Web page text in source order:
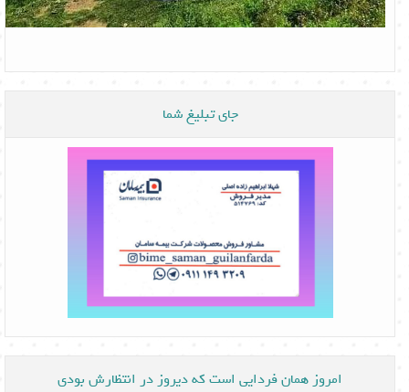
جای تبلیغ شما
امروز همان فردایی است که دیروز در انتظارش بودی